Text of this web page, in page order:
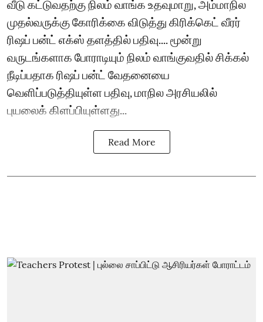
வீடு கட்டுவதற்கு நிலம் வாங்க உதவுமாறு, அம்மாநில
முதல்வருக்கு கோரிக்கை விடுத்து கிரிக்கெட் வீரர்
ரிஷப் பன்ட் எக்ஸ் தளத்தில் பதிவு.... மூன்று
வருடங்களாக போராடியும் நிலம் வாங்குவதில் சிக்கல்
நீடிப்பதாக ரிஷப் பன்ட் வேதனையை
வெளிப்படுத்தியுள்ள பதிவு, மாநில அரசியலில்
புயலைக் கிளப்பியுள்ளது...
Read More